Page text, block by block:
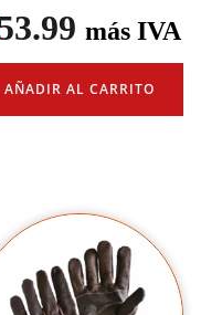
más IVA
AÑADIR AL CARRITO